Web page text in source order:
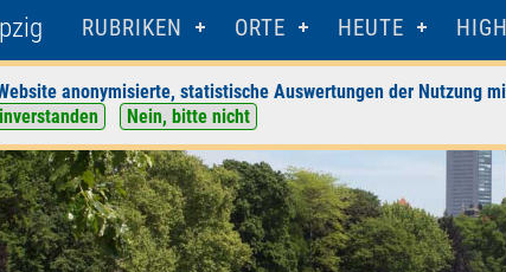
RUBRIKEN ORTE HEUTE
anonymisierte, statistische Auswertungen der
Nein, bitte nicht